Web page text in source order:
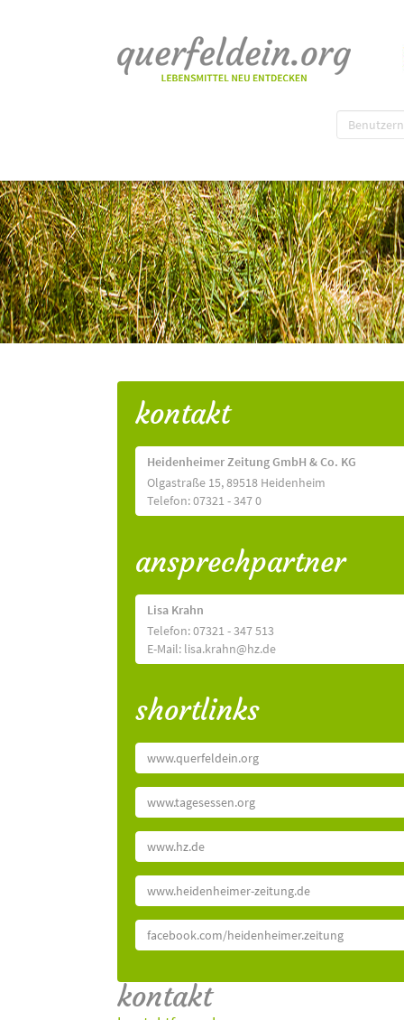
kontakt
Heidenheimer Zeitung GmbH & Co. KG
Olgastraße 15, 89518 Heidenheim
Telefon: 07321 - 347 0
ansprechpartner
Lisa Krahn
Telefon: 07321 - 347 513
E-Mail: lisa.krahn@hz.de
shortlinks
www.querfeldein.org
www.tagesessen.org
www.hz.de
www.heidenheimer-zeitung.de
facebook.com/heidenheimer.zeitung
kontakt